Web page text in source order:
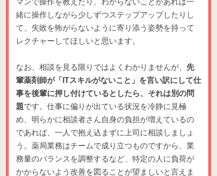
マンで操作を教えたり、わからないことがあれば一
緒に操作しながら少しずつステップアップしたりし
て、失敗を怖がらないように寄り添う姿勢を持って
レクチャーしてほしいと思います。
なお、相談を見る限りではよくわかりませんが、 先
輩薬剤師が「ITスキルがないこと」を言い訳にして仕
事を後輩に押し付けているとしたら、それは別の問
題です。仕事に偏りが出ている状況を冷静に見極
め、明らかに相談者さん自身の負担が増えているの
であれば、一人で抱え込まずに上司に相談しましょ
う。薬局業務はチームで成り立つものですから、業
務量のバランスを調整するなど、特定の人に負荷が
かからないよう改善を図ることが望ましいと言えま